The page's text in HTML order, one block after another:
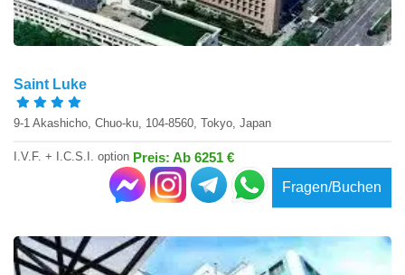
Saint Luke
9-1 Akashicho, Chuo-ku, 104-8560, Tokyo, Japan
I.V.F. + I.C.S.I. option Preis: Ab 6251 €
Fragen/Buchen